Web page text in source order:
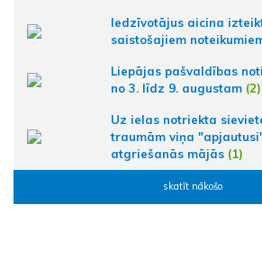
Iedzīvotājus aicina
saistošajiem
Liepājas pašvaldības
no 3. līdz 9. augustam (2)
Uz ielas notriekta
traumām viņa
atgriešanās mājās (1)
skatīt nākošo